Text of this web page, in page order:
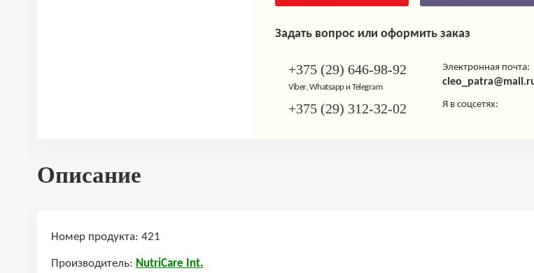
Задать вопрос или оформить заказ
+375 (29) 646-98-92
Viber, Whatsapp и Telegram
+375 (29) 312-32-02
Электронная почта:
Я в соцсетях:
Описание
Номер продукта: 421
Производитель: NutriCare Int.